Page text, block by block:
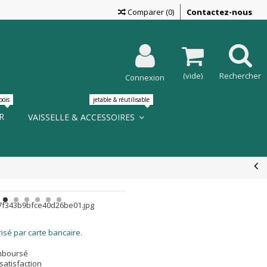
Contactez-nous
Comparer(0)
Rechercher
(vide)
Connexion
VAISSELLE & ACCESSOIRES
jetable & réutilisable
par carte bancaire.